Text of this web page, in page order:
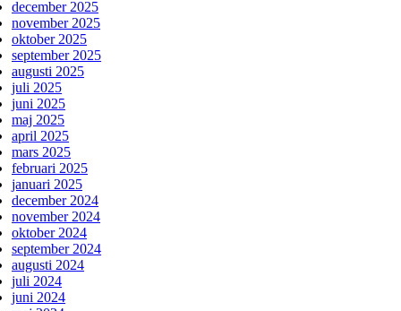
december 2025
november 2025
oktober 2025
september 2025
augusti 2025
juli 2025
juni 2025
maj 2025
april 2025
mars 2025
februari 2025
januari 2025
december 2024
november 2024
oktober 2024
september 2024
augusti 2024
juli 2024
juni 2024